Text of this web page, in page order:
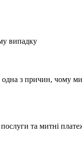
випадку
одна з причин, чому
та митні